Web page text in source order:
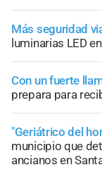
Más seguridad
luminarias LED
Con un fuerte
prepara para
"Geriátrico del
municipio que
ancianos en